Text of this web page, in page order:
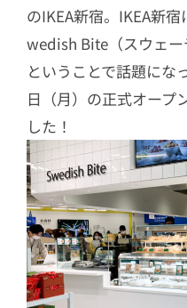
のIKEA新宿。IKEA新
wedish Bite（スウェ
ということで話題にな
日（月）の正式オープ
した！